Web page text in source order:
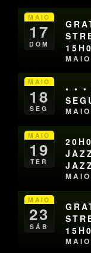
MAIO
17
DOM
MAIO
18
SEG
• •
MAIO
19
TER
MAIO
23
SÁB